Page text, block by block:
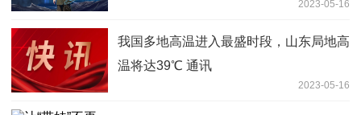
2023-05-16
我国多地高温进入最盛时段，山东局地高
温将达39℃ 通讯
2023-05-16